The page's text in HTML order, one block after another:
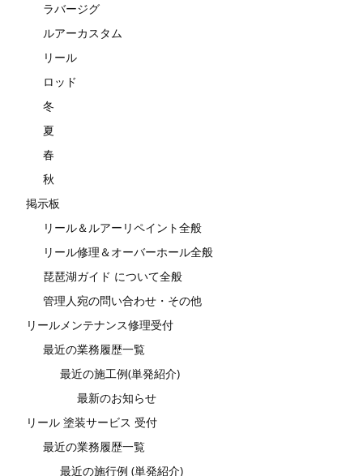
ラバージグ
ルアーカスタム
リール
ロッド
冬
夏
春
秋
掲示板
リール＆ルアーリペイント全般
リール修理＆オーバーホール全般
琵琶湖ガイド について全般
管理人宛の問い合わせ・その他
リールメンテナンス修理受付
最近の業務履歴一覧
最近の施工例(単発紹介)
最新のお知らせ
リール 塗装サービス 受付
最近の業務履歴一覧
最近の施行例 (単発紹介)